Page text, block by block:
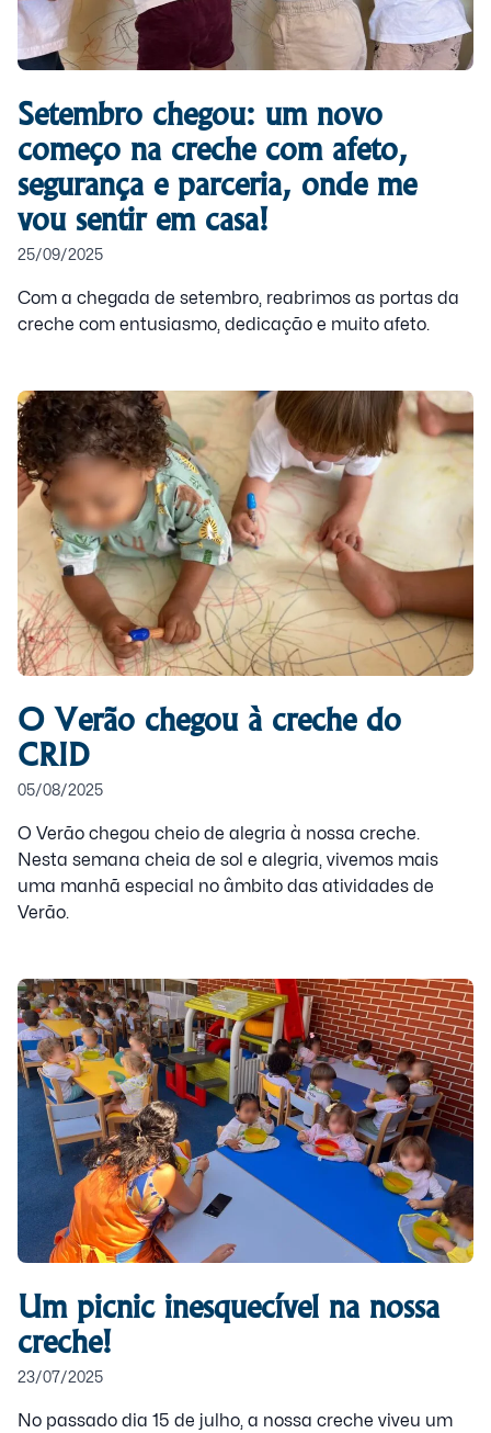
Setembro chegou: um novo
começo na creche com afeto,
segurança e parceria, onde me
vou sentir em casa!
25/09/2025
Com a chegada de setembro, reabrimos as portas da
creche com entusiasmo, dedicação e muito afeto.
O Verão chegou à creche do
CRID
05/08/2025
O Verão chegou cheio de alegria à nossa creche.
Nesta semana cheia de sol e alegria, vivemos mais
uma manhã especial no âmbito das atividades de
Verão.
Um picnic inesquecível na nossa
creche!
23/07/2025
No passado dia 15 de julho, a nossa creche viveu um